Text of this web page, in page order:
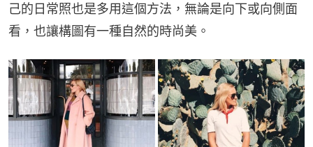
己的日常照也是多用這個方法，無論是向下或向側面
看，也讓構圖有一種自然的時尚美。